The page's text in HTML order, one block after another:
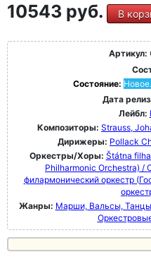
10543 руб. В
Артикул:
Состояние:
Дата
Лейбл:
Композиторы: Strauss,
Дирижеры: Pollack
Оркестры/Хоры: Štátna
Philharmonic Orchestra) /
филармонический оркестр
Жанры: Марши, Вальсы,